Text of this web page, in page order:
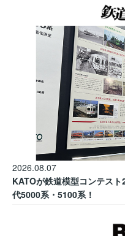
2026.08.07
KATOが鉄道模型コンテス
代5000系・5100系！